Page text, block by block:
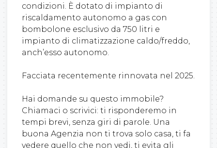
condizioni. È dotato di impianto di
riscaldamento autonomo a gas con
bombolone esclusivo da 750 litri e
impianto di climatizzazione caldo/freddo,
anch’esso autonomo.
Facciata recentemente rinnovata nel 2025.
Hai domande su questo immobile?
Chiamaci o scrivici: ti risponderemo in
tempi brevi, senza giri di parole. Una
buona Agenzia non ti trova solo casa, ti fa
vedere quello che non vedi, ti evita gli